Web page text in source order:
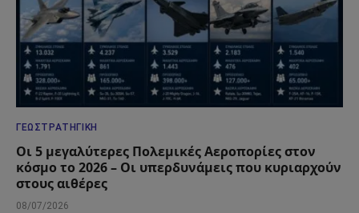
ΓΕΩΣΤΡΑΤΗΓΙΚΉ
Οι 5 μεγαλύτερες Πολεμικές Αεροπορίες στον
κόσμο το 2026 – Οι υπερδυνάμεις που κυριαρχούν
στους αιθέρες
08/07/2026